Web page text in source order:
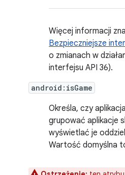
Więcej informacji
Bezpieczniejsze
o zmianach w
interfejsu API 36).
android:isGame
Określa, czy
grupować aplikacje
wyświetlać je
Wartość domyślna